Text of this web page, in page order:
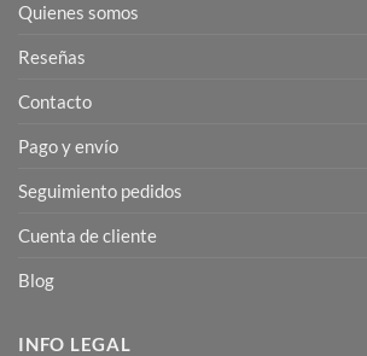
Quienes somos
Reseñas
Contacto
Pago y envío
Seguimiento pedidos
Cuenta de cliente
Blog
INFO LEGAL